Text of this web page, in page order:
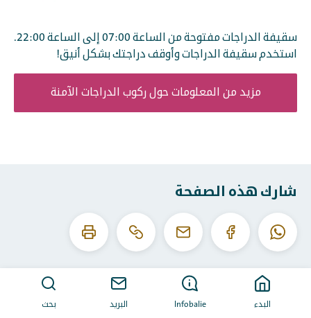
البدء Infobalie البريد بحث
سقيفة الدراجات مفتوحة من الساعة 07:00 إلى الساعة 22:00.
استخدم سقيفة الدراجات وأوقف دراجتك بشكل أنيق!
مزيد من المعلومات حول ركوب الدراجات الآمنة
شارك هذه الصفحة
الواتساب الفيسبوكالبريد
انسخ
عنوان
هذا
اطبع
هذه